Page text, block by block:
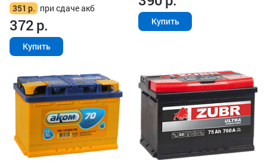
351 р. при сдаче акб
372р.
Купить
Купить